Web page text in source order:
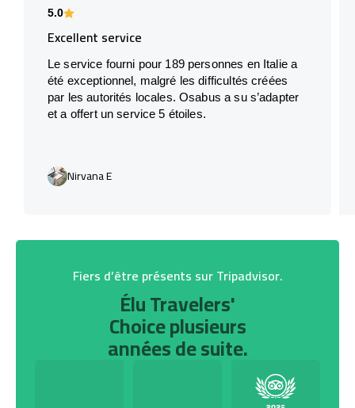
5.0
Excellent service
Le service fourni pour 189 personnes en Italie a
été exceptionnel, malgré les difficultés créées
par les autorités locales. Osabus a su s’adapter
et a offert un service 5 étoiles.
Nirvana E
Fiers d’être présents sur Tripadvisor.
Élu Travelers'
Choice plusieurs
années de suite.